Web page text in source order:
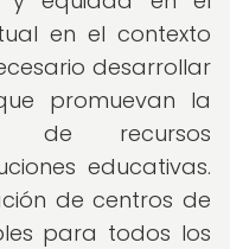
en el contexto
desarrollar
promuevan la
de recursos
educativas.
de centros de
para todos los